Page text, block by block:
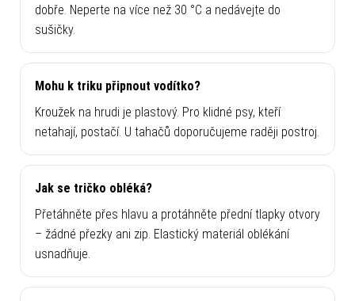
dobře. Neperte na více než 30 °C a nedávejte do
sušičky.
Mohu k triku připnout vodítko?
Kroužek na hrudi je plastový. Pro klidné psy, kteří
netahají, postačí. U tahačů doporučujeme raději postroj.
Jak se tričko obléká?
Přetáhněte přes hlavu a protáhněte přední tlapky otvory
– žádné přezky ani zip. Elastický materiál oblékání
usnadňuje.